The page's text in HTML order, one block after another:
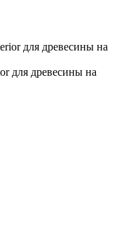
для древесины на